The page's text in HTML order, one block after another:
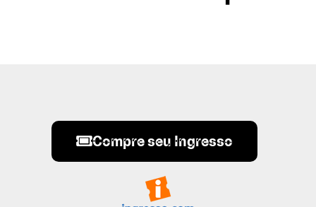
Compre seu Ingresso